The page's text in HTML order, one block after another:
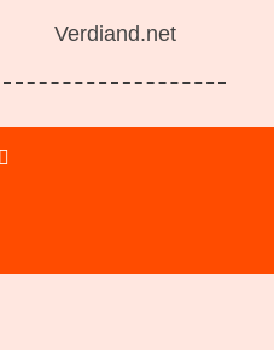
Verdiand.net